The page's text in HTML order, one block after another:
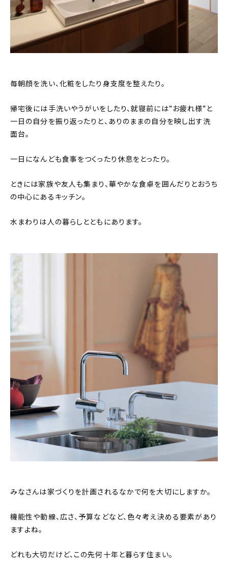
インテリア
収納/掃除
daily mukuri/ アイテム
人気の記事
おすすめの記事
キッズ
About
会社概要
プライバシーポリシー
お問い合わせ
毎朝顔を洗い、化粧をしたり身支度を整えたり。
帰宅後には手洗いやうがいをしたり、就寝前には”お疲れ様”と
一日の自分を振り返ったりと、ありのままの自分を映し出す洗
面台。
一日になんども食事をつくったり休息をとったり。
ときには家族や友人も集まり、華やかな食卓を囲んだりとおうち
の中心にあるキッチン。
水まわりは人の暮らしとともにあります。
みなさんは家づくりを計画されるなかで何を大切にしますか。
機能性や動線、広さ、予算などなど、色々考え決める要素があり
ますよね。
どれも大切だけど、この先何十年と暮らす住まい。